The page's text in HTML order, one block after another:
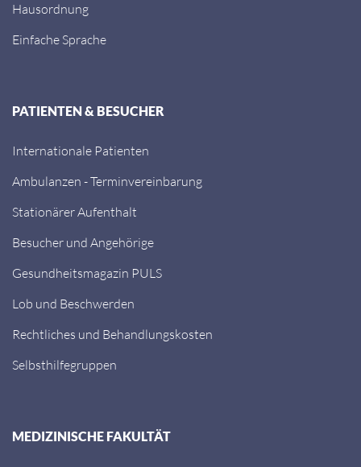
Hausordnung
Einfache Sprache
PATIENTEN & BESUCHER
Internationale Patienten
Ambulanzen - Terminvereinbarung
Stationärer Aufenthalt
Besucher und Angehörige
Gesundheitsmagazin PULS
Lob und Beschwerden
Rechtliches und Behandlungskosten
Selbsthilfegruppen
MEDIZINISCHE FAKULTÄT